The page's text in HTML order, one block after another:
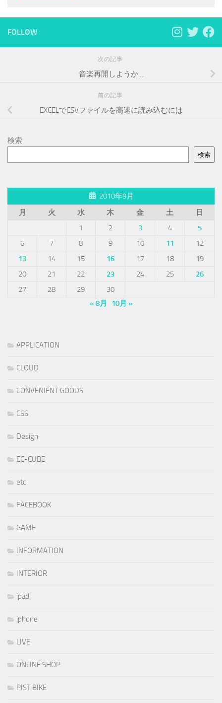
FOLLOW
次の記事
音楽再開しようか…
前の記事
EXCELでCSVファイルを高速に読み込むには
検索
検索
2010年9月
月
火 水 木 金 土
日
1
2 3 4
5
6
7 8 9 10 11
12
13
14 15 16 17 18
19
20
21 22 23 24 25
26
27
28 29
30
« 8月
10月 »
APPLICATION
CLOUD
CONVENIENT GOODS
CSS
Design
EC-CUBE
etc
FACEBOOK
GAME
INFORMATION
INTERIOR
ipad
iphone
LIVE
ONLINE SHOP
PIST BIKE